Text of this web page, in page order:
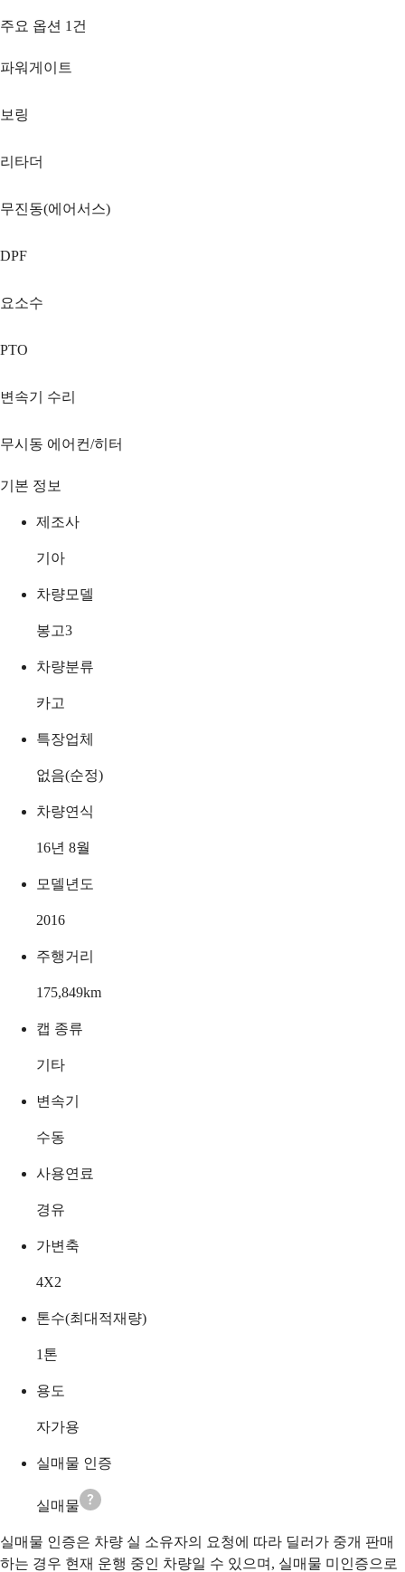
주요 옵션 1 건
파워게이트
보링
리타더
무진동(에어서스)
DPF
요소수
PTO
변속기 수리
무시동 에어컨/히터
기본 정보
제조사
기아
차량모델
봉고3
차량분류
카고
특장업체
없음(순정)
차량연식
16년 8월
모델년도
2016
주행거리
175,849km
캡 종류
기타
변속기
수동
사용연료
경유
가변축
4X2
톤수(최대적재량)
1 톤
용도
자가용
실매물 인증
실매물
실매물 인증은 차량 실 소유자의 요청에 따라 딜러가 중개 판매
하는 경우 현재 운행 중인 차량일 수 있으며, 실매물 미인증으로